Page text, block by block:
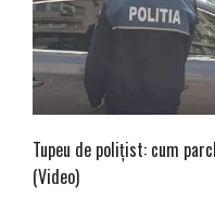
Tupeu de poliţist: cum
(Video)